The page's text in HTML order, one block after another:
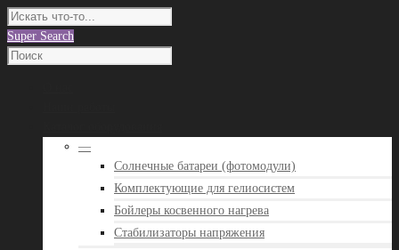
Super Search
—
Солнечные батареи (фотомодули)
Комплектующие для гелиосистем
Бойлеры косвенного нагрева
Стабилизаторы напряжения